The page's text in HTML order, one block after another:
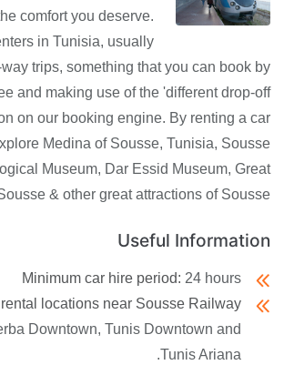
comfort you deserve.
in Tunisia, usually
trips, something that you can book by
and making use of the 'different drop-off
on our booking engine. By renting a car
Medina of Sousse, Tunisia, Sousse
Museum, Dar Essid Museum, Great
& other great attractions of Sousse.
Useful Information
Minimum car hire period: 24 hours
locations near Sousse Railway
Downtown, Tunis Downtown and
Tunis Ariana.